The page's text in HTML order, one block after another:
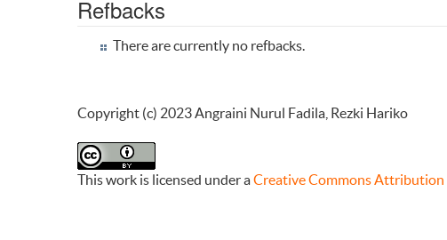
Refbacks
There are currently no refbacks.
Copyright (c) 2023 Angraini Nurul Fadila, Rezki Hariko
This work is licensed under aCreative Commons Attribution